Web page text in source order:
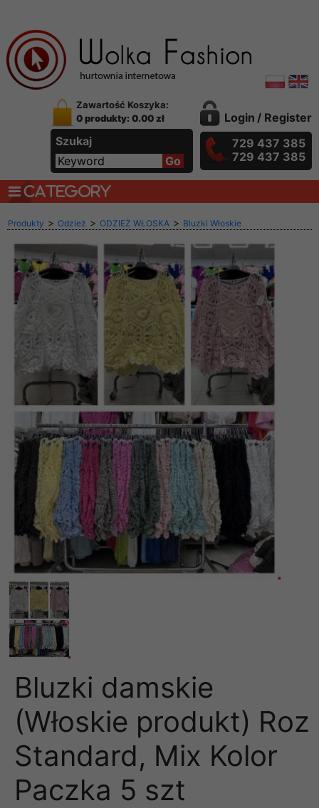
Zawartość Koszyka:
0 produkty: 0.00 zł
Szukaj
Login / Register
729 437 385
729 437 385
CATEGORY
Produkty > Odzież > ODZIEŻ WŁOSKA > Bluzki Włoskie
Bluzki damskie
(Włoskie produkt) Roz
Standard, Mix Kolor
Paczka 5 szt